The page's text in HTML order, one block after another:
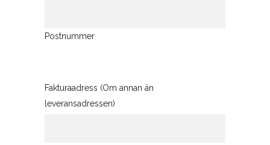
Postnummer
Fakturaadress (Om annan än
leveransadressen)